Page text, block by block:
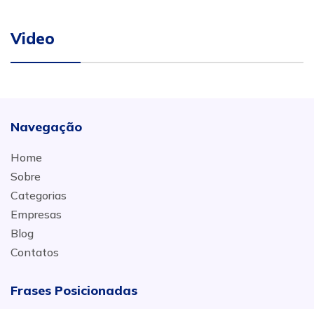
Video
Navegação
Home
Sobre
Categorias
Empresas
Blog
Contatos
Frases Posicionadas